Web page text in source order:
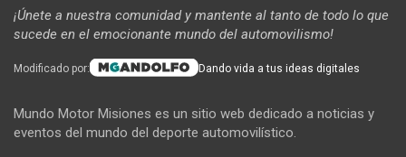
¡Únete a nuestra comunidad y mantente al tanto de todo lo que
sucede en el emocionante mundo del automovilismo!
Modificado por: Dando vida a tus ideas digitales
Mundo Motor Misiones es un sitio web dedicado a noticias y
eventos del mundo del deporte automovilístico.